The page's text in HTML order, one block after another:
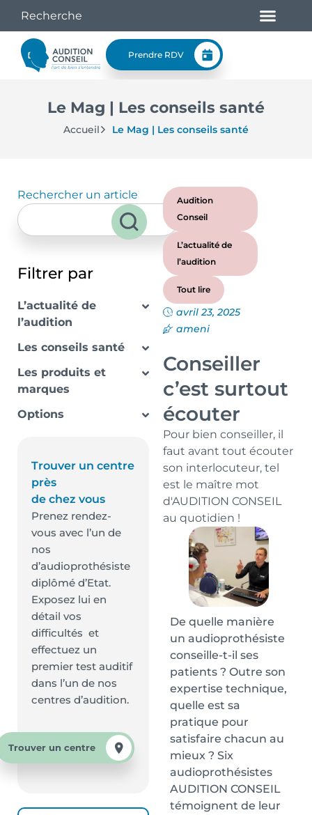
Prendre RDV
Le Mag | Les conseils santé
Accueil Le Mag | Les conseils santé
Rechercher un article
Filtrer par
L’actualité de
l’audition
Les conseils santé
Les produits et
marques
Options
Trouver un centre
près
de chez vous
Prenez rendez-
vous avec l’un de
nos
d’audioprothésiste
diplômé d’Etat.
Exposez lui en
détail vos
difficultés et
effectuez un
premier test auditif
dans l’un de nos
centres d’audition.
Trouver un centre
Audition
Conseil
L’actualité de
l’audition
Tout lire
avril 23, 2025
ameni
Conseiller
c’est surtout
écouter
Pour bien conseiller, il
faut avant tout écouter
son interlocuteur, tel
est le maître mot
d'AUDITION CONSEIL
au quotidien !
De quelle manière
un audioprothésiste
conseille-t-il ses
patients ? Outre son
expertise technique,
quelle est sa
pratique pour
satisfaire chacun au
mieux ? Six
audioprothésistes
AUDITION CONSEIL
témoignent de leur